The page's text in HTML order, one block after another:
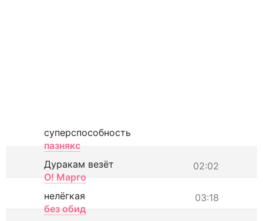
суперспособность
пазнякс
02:02
Дуракам везёт
О! Марго
03:18
нелёгкая
без обид